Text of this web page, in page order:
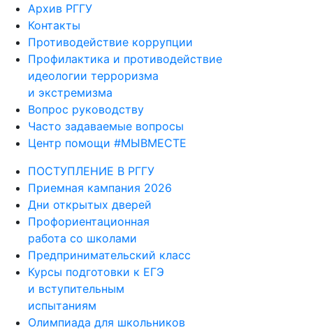
Архив РГГУ
Контакты
Противодействие коррупции
Профилактика и противодействие
идеологии терроризма
и экстремизма
Вопрос руководству
Часто задаваемые вопросы
Центр помощи #МЫВМЕСТЕ
ПОСТУПЛЕНИЕ В РГГУ
Приемная кампания 2026
Дни открытых дверей
Профориентационная
работа со школами
Предпринимательский класс
Курсы подготовки к ЕГЭ
и вступительным
испытаниям
Олимпиада для школьников